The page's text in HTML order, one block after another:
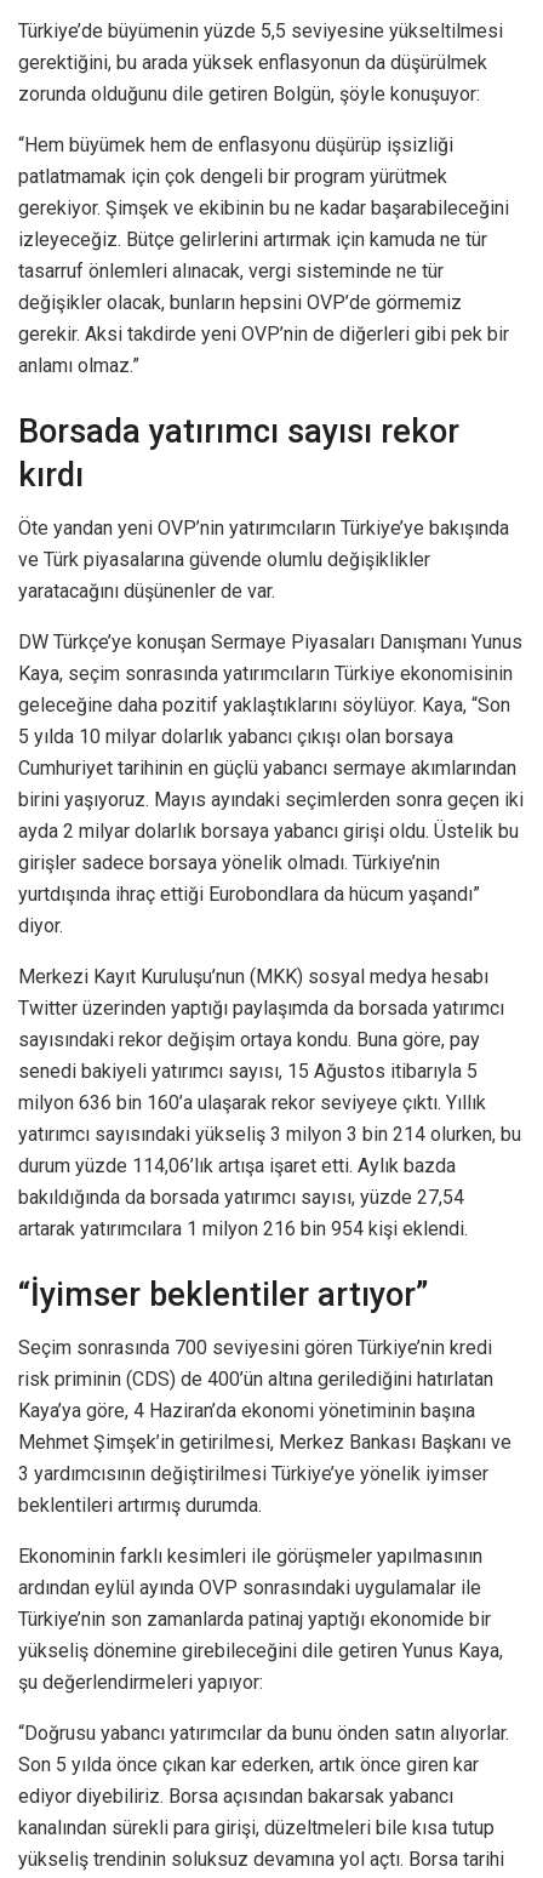
Türkiye’de büyümenin yüzde 5,5 seviyesine yükseltilmesi
gerektiğini, bu arada yüksek enflasyonun da düşürülmek
zorunda olduğunu dile getiren Bolgün, şöyle konuşuyor:
“Hem büyümek hem de enflasyonu düşürüp işsizliği
patlatmamak için çok dengeli bir program yürütmek
gerekiyor. Şimşek ve ekibinin bu ne kadar başarabileceğini
izleyeceğiz. Bütçe gelirlerini artırmak için kamuda ne tür
tasarruf önlemleri alınacak, vergi sisteminde ne tür
değişikler olacak, bunların hepsini OVP’de görmemiz
gerekir. Aksi takdirde yeni OVP’nin de diğerleri gibi pek bir
anlamı olmaz.”
Borsada yatırımcı sayısı rekor
kırdı
Öte yandan yeni OVP’nin yatırımcıların Türkiye’ye bakışında
ve Türk piyasalarına güvende olumlu değişiklikler
yaratacağını düşünenler de var.
DW Türkçe’ye konuşan Sermaye Piyasaları Danışmanı Yunus
Kaya, seçim sonrasında yatırımcıların Türkiye ekonomisinin
geleceğine daha pozitif yaklaştıklarını söylüyor. Kaya, “Son
5 yılda 10 milyar dolarlık yabancı çıkışı olan borsaya
Cumhuriyet tarihinin en güçlü yabancı sermaye akımlarından
birini yaşıyoruz. Mayıs ayındaki seçimlerden sonra geçen iki
ayda 2 milyar dolarlık borsaya yabancı girişi oldu. Üstelik bu
girişler sadece borsaya yönelik olmadı. Türkiye’nin
yurtdışında ihraç ettiği Eurobondlara da hücum yaşandı”
diyor.
Merkezi Kayıt Kuruluşu’nun (MKK) sosyal medya hesabı
Twitter üzerinden yaptığı paylaşımda da borsada yatırımcı
sayısındaki rekor değişim ortaya kondu. Buna göre, pay
senedi bakiyeli yatırımcı sayısı, 15 Ağustos itibarıyla 5
milyon 636 bin 160’a ulaşarak rekor seviyeye çıktı. Yıllık
yatırımcı sayısındaki yükseliş 3 milyon 3 bin 214 olurken, bu
durum yüzde 114,06’lık artışa işaret etti. Aylık bazda
bakıldığında da borsada yatırımcı sayısı, yüzde 27,54
artarak yatırımcılara 1 milyon 216 bin 954 kişi eklendi.
“İyimser beklentiler artıyor”
Seçim sonrasında 700 seviyesini gören Türkiye’nin kredi
risk priminin (CDS) de 400’ün altına gerilediğini hatırlatan
Kaya’ya göre, 4 Haziran’da ekonomi yönetiminin başına
Mehmet Şimşek’in getirilmesi, Merkez Bankası Başkanı ve
3 yardımcısının değiştirilmesi Türkiye’ye yönelik iyimser
beklentileri artırmış durumda.
Ekonominin farklı kesimleri ile görüşmeler yapılmasının
ardından eylül ayında OVP sonrasındaki uygulamalar ile
Türkiye’nin son zamanlarda patinaj yaptığı ekonomide bir
yükseliş dönemine girebileceğini dile getiren Yunus Kaya,
şu değerlendirmeleri yapıyor:
“Doğrusu yabancı yatırımcılar da bunu önden satın alıyorlar.
Son 5 yılda önce çıkan kar ederken, artık önce giren kar
ediyor diyebiliriz. Borsa açısından bakarsak yabancı
kanalından sürekli para girişi, düzeltmeleri bile kısa tutup
yükseliş trendinin soluksuz devamına yol açtı. Borsa tarihi